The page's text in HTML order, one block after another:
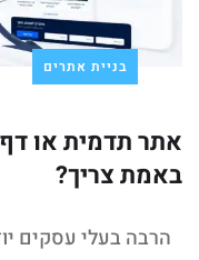
בניית אתרים
אתר תדמית או
באמת צריך?
הרבה בעלי עסקים